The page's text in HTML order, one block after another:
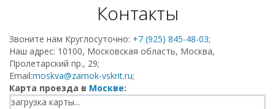
Контакты
Звоните нам Круглосуточно: +7 (925) 845-48-03;
Наш адрес: 10100, Московская область, Москва,
Пролетарский пр., 29;
Email:moskva@zamok-vskrit.ru;
Карта проезда в Москве:
загрузка карты...